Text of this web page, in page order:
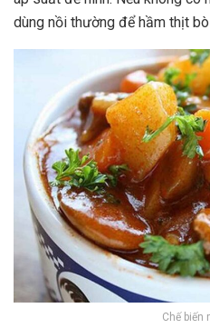
dùng nồi thường để hầm thịt
Chế biến